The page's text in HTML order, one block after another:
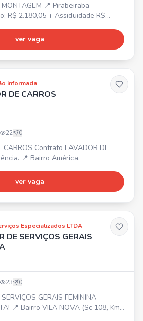
📍 Pirabeiraba –
R$ 2.180,05 + Assiduidade R$
às 17h18 🎁 Benefícios:
Vale-transporte, Plano de saúde
ver vaga
informada
DE CARROS
22 0
LAVADOR DE
📍 Bairro América.
ver vaga
Especializados LTDA
DE SERVIÇOS GERAIS
23 0
GERAIS FEMININA
📍 Bairro VILA NOVA (Sc 108, Km